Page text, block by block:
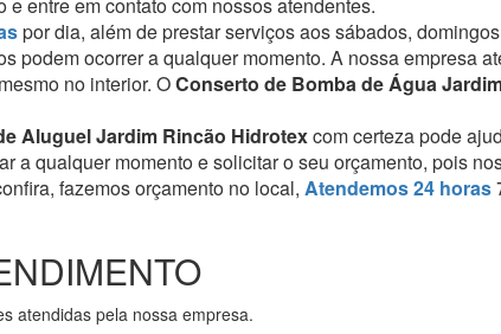
por dia, além de prestar serviços aos sábados,
podem ocorrer a qualquer momento. A nossa empresa
no interior. OConserto de Bomba de Água
Aluguel Jardim Rincão Hidrotexcom certeza pode
a qualquer momento e solicitar o seu orçamento, pois
fazemos orçamento no local, Atendemos 24 horas
atendidas pela nossa empresa.